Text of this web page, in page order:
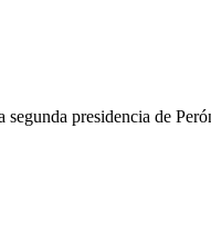
segunda presidencia de